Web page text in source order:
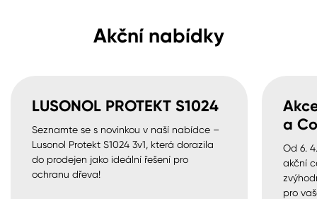
Akční nabídky
LUSONOL PROTEKT S1024
Seznamte se s novinkou v naší nabídce –
Lusonol Protekt S1024 3v1, která dorazila
do prodejen jako ideální řešení pro
ochranu dřeva!
a
Od 6.
akční
pro